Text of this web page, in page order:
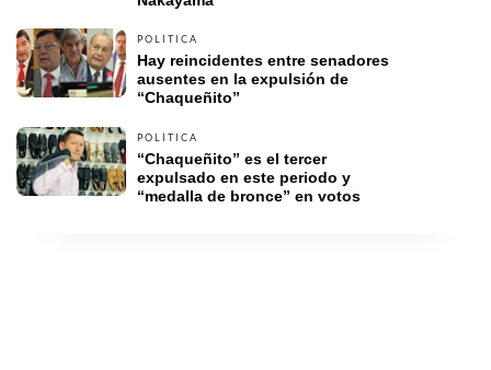
POLÍTICA
Hay reincidentes entre senadores
ausentes en la expulsión de
“Chaqueñito”
POLÍTICA
“Chaqueñito” es el tercer
expulsado en este periodo y
“medalla de bronce” en votos